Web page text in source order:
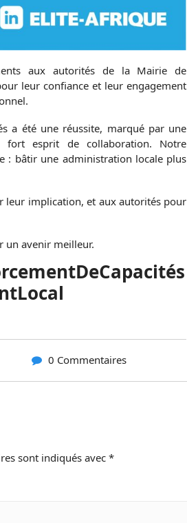
aux autorités de la Mairie de
leur confiance et leur engagement
a été une réussite, marqué par une
fort esprit de collaboration. Notre
: bâtir une administration locale plus
leur implication, et aux autorités pour
un avenir meilleur.
0 Commentaires
sont indiqués avec *